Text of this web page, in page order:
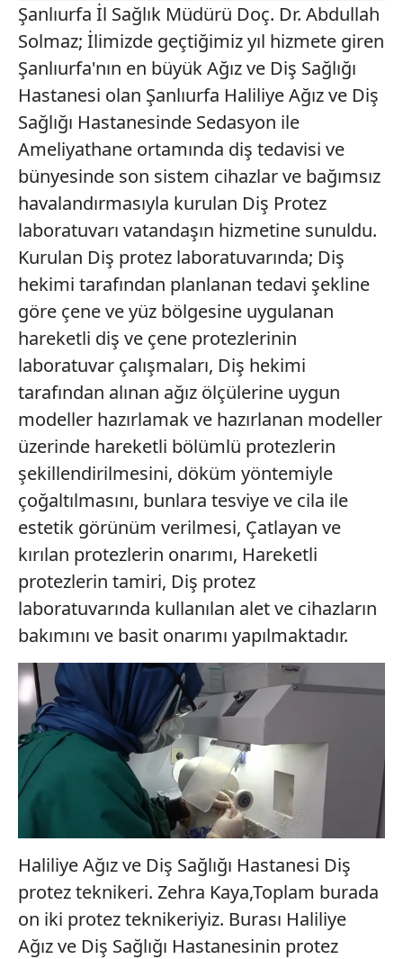
Şanlıurfa İl Sağlık Müdürü Doç. Dr. Abdullah
Solmaz; İlimizde geçtiğimiz yıl hizmete giren
Şanlıurfa'nın en büyük Ağız ve Diş Sağlığı
Hastanesi olan Şanlıurfa Haliliye Ağız ve Diş
Sağlığı Hastanesinde Sedasyon ile
Ameliyathane ortamında diş tedavisi ve
bünyesinde son sistem cihazlar ve bağımsız
havalandırmasıyla kurulan Diş Protez
laboratuvarı vatandaşın hizmetine sunuldu.
Kurulan Diş protez laboratuvarında; Diş
hekimi tarafından planlanan tedavi şekline
göre çene ve yüz bölgesine uygulanan
hareketli diş ve çene protezlerinin
laboratuvar çalışmaları, Diş hekimi
tarafından alınan ağız ölçülerine uygun
modeller hazırlamak ve hazırlanan modeller
üzerinde hareketli bölümlü protezlerin
şekillendirilmesini, döküm yöntemiyle
çoğaltılmasını, bunlara tesviye ve cila ile
estetik görünüm verilmesi, Çatlayan ve
kırılan protezlerin onarımı, Hareketli
protezlerin tamiri, Diş protez
laboratuvarında kullanılan alet ve cihazların
bakımını ve basit onarımı yapılmaktadır.
Haliliye Ağız ve Diş Sağlığı Hastanesi Diş
protez teknikeri. Zehra Kaya,Toplam burada
on iki protez teknikeriyiz. Burası Haliliye
Ağız ve Diş Sağlığı Hastanesinin protez